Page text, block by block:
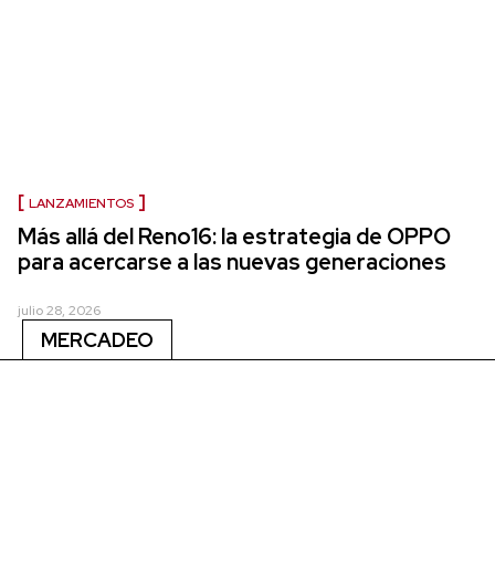
LANZAMIENTOS
Más allá del Reno16: la estrategia de OPPO
para acercarse a las nuevas generaciones
julio 28, 2026
MERCADEO